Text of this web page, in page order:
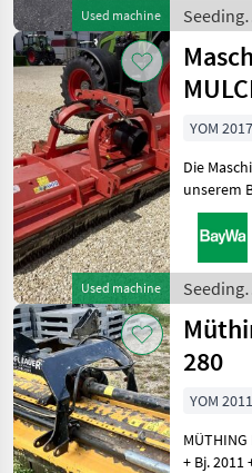
Used machine
und
Seeding
Sonstige
Used machine
"AB"
YOM 2017
Die
unserem
DE-
steht
unter
für Ihre
Seeding
Maschio
280
YOM 2011
+ Bj. 2011 +